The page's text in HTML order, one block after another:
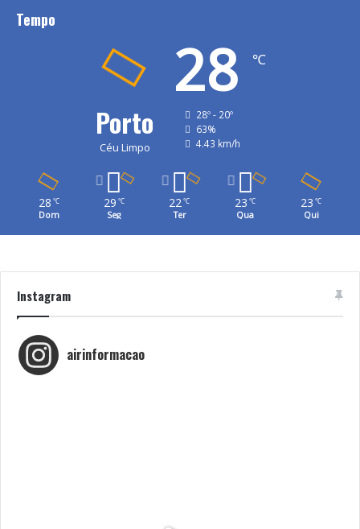
Tempo
Porto
Céu Limpo
28 ℃
28º - 20º
63%
4.43 km/h
28 ℃
Dom
29 ℃
Seg
22℃
Ter
23 ℃
Qua
23 ℃
Qui
Instagram
airinformacao